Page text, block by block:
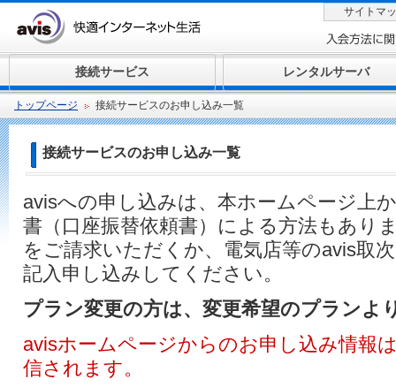
サイトマ
接続サービス レンタルサーバ
トップページ 接続サービスのお申し込み一覧
接続サービスのお申し込み一覧
avisへの申し込みは、本ホームページ上
書（口座振替依頼書）による方法もあり
をご請求いただくか、電気店等のavis取
記入申し込みしてください。
プラン変更の方は、変更希望のプランよ
avisホームページからのお申し込み情報
信されます。